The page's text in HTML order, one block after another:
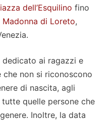
dell’Esquilino fino
di Loreto,
ai ragazzi e
non si riconoscono
di nascita, agli
quelle persone che
Inoltre, la data